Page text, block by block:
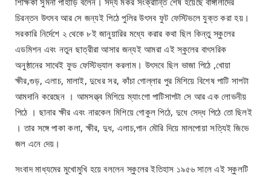
চিরন্তন উৎসব আর সে জন্যই পিঠে পুলির উৎসব ফুট ফেস্টিভলে যুক্ত করা হয়।
সরকারি নির্দেশে ২ থেকে ৮ই জানুয়ারির মধ্যে করার কথা ছিল কিন্তু স্কুলের
এডমিশন এবং নতুন ছাত্রীরা আসার জন্যই আমরা এই স্কুলের বাৎসরিক
অনুষ্ঠানের সাথেই ফুড ফেস্টিভ্যাল করলাম। উৎসবে ছিল ভাজা পিঠে ,খোয়া
ক্ষীর,গুড়, এলাচ, মালাই, দুধের সর, কাঁচা গোল্লার পুর মিশিয়ে বিশেষ পাটি সাপটা
আমদানি করেছেন । আমসত্ত্ব মিশিয়ে ম্যাংগো পাটিসাপটা সে আর এক লোভনীয়
পিঠে । ছানার ক্ষীর এবং নারকেল মিশিয়ে গোকুল পিঠে, দুধে সেদ্ধ পিঠে তো ছিলই
। তার সঙ্গে পাকা কলা, ক্ষীর, দুধ, এলাচ,পান মৌরি দিয়ে মালপোয়া সত্যিই জিভে
জল এনে দেয়।
সংবাদ মাধ্যমের মুখোমুখি হয়ে বললেন স্কুলের ইতিহাস ১৯৫৬ সালে এই স্কুলটি